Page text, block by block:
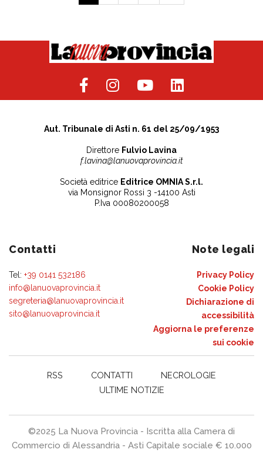
Aut. Tribunale di Asti n. 61 del 25/09/1953
Direttore Fulvio Lavina
f.lavina@lanuovaprovincia.it
Società editrice Editrice OMNIA S.r.l.
via Monsignor Rossi 3 -14100 Asti
P.Iva 00080200058
Contatti
Tel: +39 0141 532186
info@lanuovaprovincia.it
segreteria@lanuovaprovincia.it
sito@lanuovaprovincia.it
Note legali
Privacy Policy
Cookie Policy
Dichiarazione di
accessibilità
Aggiorna le preferenze
sui cookie
RSS CONTATTI
NECROLOGIE
ULTIME NOTIZIE
©2025 La Nuova Provincia - Iscritta alla Camera di
Commercio di Alessandria - Asti Capitale sociale € 10.000